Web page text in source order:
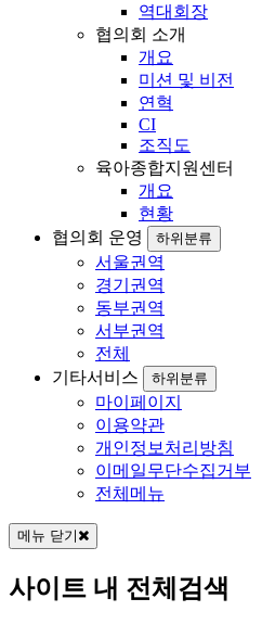
역대회장
협의회 소개
개요
미션 및 비전
연혁
CI
조직도
육아종합지원센터
개요
현황
협의회 운영
하위분류
서울권역
경기권역
동부권역
서부권역
전체
기타서비스
하위분류
마이페이지
이용약관
개인정보처리방침
이메일무단수집거부
전체메뉴
메뉴 닫기
사이트 내 전체검색